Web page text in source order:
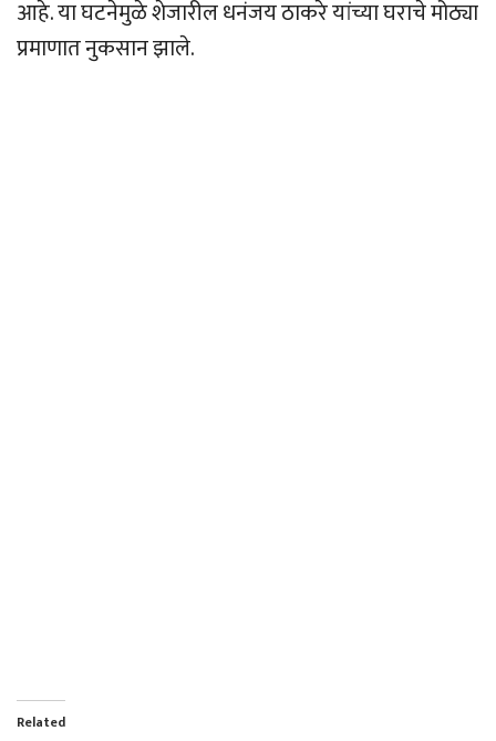
आहे. या घटनेमुळे शेजारील धनंजय ठाकरे यांच्या घराचे मोठ्या
प्रमाणात नुकसान झाले.
Related